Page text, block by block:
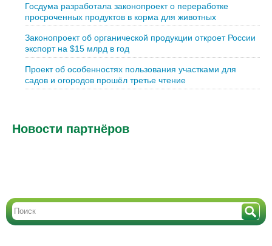
Госдума разработала законопроект о переработке
просроченных продуктов в корма для животных
Законопроект об органической продукции откроет России
экспорт на $15 млрд в год
Проект об особенностях пользования участками для
садов и огородов прошёл третье чтение
Новости партнёров